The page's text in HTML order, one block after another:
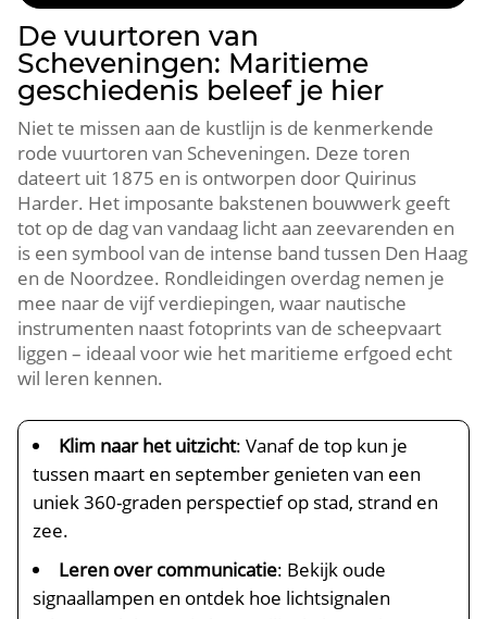
De vuurtoren van
Scheveningen: Maritieme
geschiedenis beleef je hier
Niet te missen aan de kustlijn is de kenmerkende
rode vuurtoren van Scheveningen.​ Deze toren
dateert uit 1875 en is ontworpen door Quirinus
Harder.​ Het imposante bakstenen bouwwerk geeft
tot op de dag van vandaag licht aan zeevarenden en
is een symbool van de intense band tussen Den Haag
en de Noordzee.​ Rondleidingen overdag nemen je
mee naar de vijf verdiepingen, waar nautische
instrumenten naast fotoprints van de scheepvaart
liggen – ideaal voor wie het maritieme erfgoed echt
wil leren kennen.​
Klim naar het uitzicht: Vanaf de top kun je
tussen maart en september genieten van een
uniek 360-graden perspectief op stad, strand en
zee.​
Leren over communicatie: Bekijk oude
signaallampen en ontdek hoe lichtsignalen